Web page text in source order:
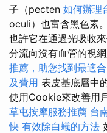
子（pecten 如何辦理
oculi）也富含黑色素。
也許它在通過光吸收
分流向沒有血管的視
推薦，助您找到最適
及費用 表皮基底層中
使用Cookie來改善用
草屯按摩服務推薦 台
快 有效除白蟻的方法